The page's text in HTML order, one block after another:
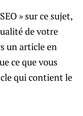
» sur ce sujet,
de votre
un article en
ce que vous
qui contient le